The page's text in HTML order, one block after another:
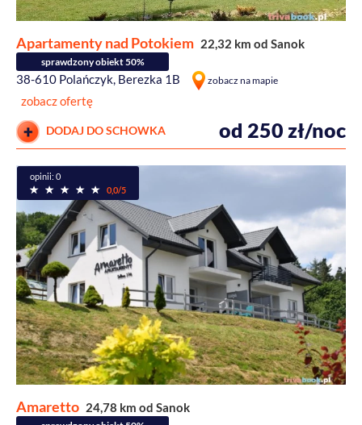
Apartamenty nad Potokiem 22,32 km od Sanok
sprawdzony obiekt 50%
38-610 Polańczyk, Berezka 1B zobacz na mapie
zobacz ofertę
DODAJ DO SCHOWKA od 250 zł/noc
opinii: 0
0,0/5
Amaretto 24,78 km od Sanok